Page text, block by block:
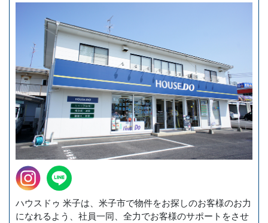
ハウスドゥ 米子は、米子市で物件をお探しのお客様のお力
になれるよう、社員一同、全力でお客様のサポートをさせ